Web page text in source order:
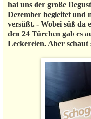
hat uns der große
Dezember begleitet und
versüßt. - Wobei süß da
den 24 Türchen gab es
Leckereien. Aber schaut